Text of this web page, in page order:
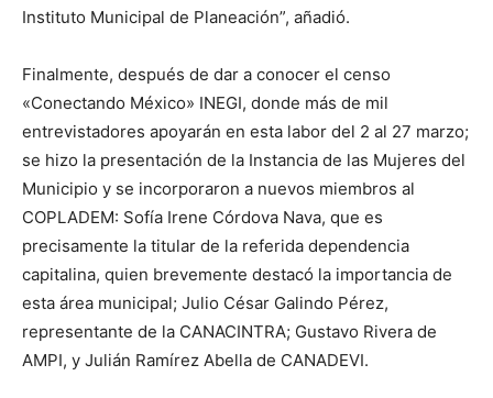
Instituto Municipal de Planeación”, añadió.
Finalmente, después de dar a conocer el censo
«Conectando México» INEGI, donde más de mil
entrevistadores apoyarán en esta labor del 2 al 27 marzo;
se hizo la presentación de la Instancia de las Mujeres del
Municipio y se incorporaron a nuevos miembros al
COPLADEM: Sofía Irene Córdova Nava, que es
precisamente la titular de la referida dependencia
capitalina, quien brevemente destacó la importancia de
esta área municipal; Julio César Galindo Pérez,
representante de la CANACINTRA; Gustavo Rivera de
AMPI, y Julián Ramírez Abella de CANADEVI.